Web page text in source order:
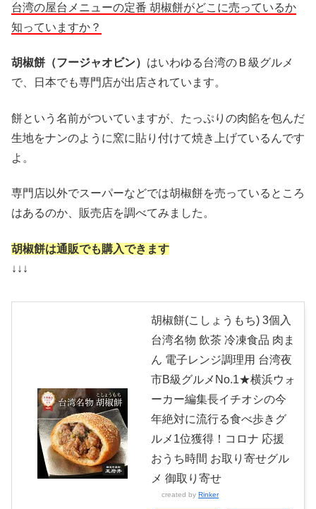
台湾の屋台メニューの定番 胡椒餅がどこに売っているか
知っていますか？
胡椒餅（フージャオビン） はいわゆる台湾のＢ級グルメ
で、日本でも専門店が出店されています。
餅という名前がついていますが、たっぷりの肉餡を包んだ
生地をナンのように窯に貼り付けて焼き上げているんです
よ。
専門店以外でスーパーなどでは胡椒餅を売っているところ
はあるのか、販売店を調べてみました。
胡椒餅は通販でも購入できます
↓↓↓
胡椒餅(こしょうもち) 3個入
台湾名物 飲茶 冷凍食品 肉ま
ん 電子レンジ調理用 台湾夜
市B級グルメNo.1★横浜ウォ
ーカー編集長イチオシの今
年絶対に流行る食べ歩きグ
ルメ1位獲得！コロナ 応援
おうち時間 お取り寄せグル
メ 御取り寄せ
created by Rinker